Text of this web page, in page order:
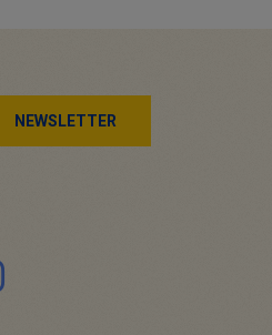
NEWSLETTER